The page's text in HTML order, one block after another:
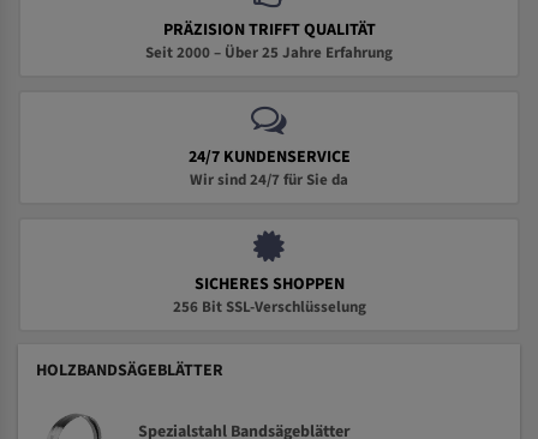
PRÄZISION TRIFFT QUALITÄT
Seit 2000 – Über 25 Jahre Erfahrung
24/7 KUNDENSERVICE
Wir sind 24/7 für Sie da
SICHERES SHOPPEN
256 Bit SSL-Verschlüsselung
HOLZBANDSÄGEBLÄTTER
Spezialstahl Bandsägeblätter